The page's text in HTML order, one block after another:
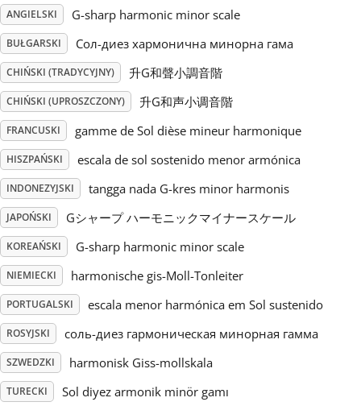
Português
Русский
Svenska
Tiếng Việt
Українська
简体中文
繁體中文
ANGIELSKI G-sharp harmonic minor scale
BUŁGARSKI Сол-диез хармонична минорна гама
CHIŃSKI (TRADYCYJNY) 升G和聲小調音階
CHIŃSKI (UPROSZCZONY) 升G和声小调音階
FRANCUSKI gamme de Sol dièse mineur harmonique
HISZPAŃSKI escala de sol sostenido menor armónica
INDONEZYJSKI tangga nada G-kres minor harmonis
JAPOŃSKI Gシャープ ハーモニックマイナースケール
KOREAŃSKI G-sharp harmonic minor scale
NIEMIECKI harmonische gis-Moll-Tonleiter
PORTUGALSKI escala menor harmónica em Sol sustenido
ROSYJSKI соль-диез гармоническая минорная гамма
SZWEDZKI harmonisk Giss-mollskala
TURECKI Sol diyez armonik minör gamı